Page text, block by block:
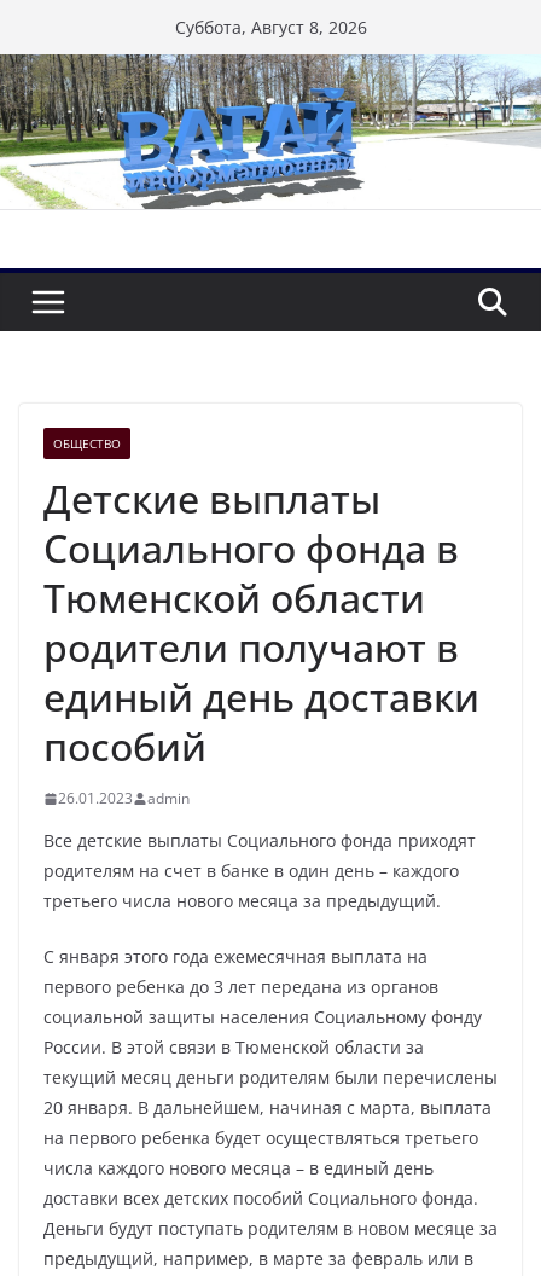
к
содержимому
Суббота, Август 8, 2026
ОБЩЕСТВО
Детские выплаты
Социального фонда в
Тюменской области
родители получают в
единый день доставки
пособий
26.01.2023 admin
Все детские выплаты Социального фонда приходят
родителям на счет в банке в один день – каждого
третьего числа нового месяца за предыдущий.
С января этого года ежемесячная выплата на
первого ребенка до 3 лет передана из органов
социальной защиты населения Социальному фонду
России. В этой связи в Тюменской области за
текущий месяц деньги родителям были перечислены
20 января. В дальнейшем, начиная с марта, выплата
на первого ребенка будет осуществляться третьего
числа каждого нового месяца – в единый день
доставки всех детских пособий Социального фонда.
Деньги будут поступать родителям в новом месяце за
предыдущий, например, в марте за февраль или в